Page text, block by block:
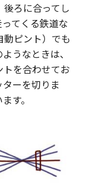
ろに合ってし
てくる鉄道な
ピント）でも
うなときは、
を合わせてお
ーを切りま
す。